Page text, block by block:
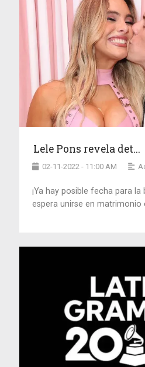
Lele Pons revela det...
02-11-2022 - 11:00 AM
¡Ya hay posible fecha para
espera unirse en matrimonio